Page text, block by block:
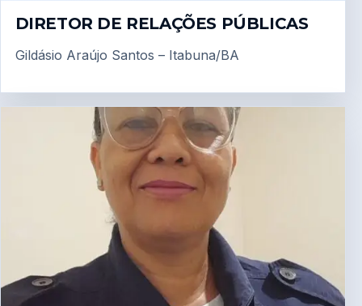
DIRETOR DE RELAÇÕES PÚBLICAS
Gildásio Araújo Santos – Itabuna/BA